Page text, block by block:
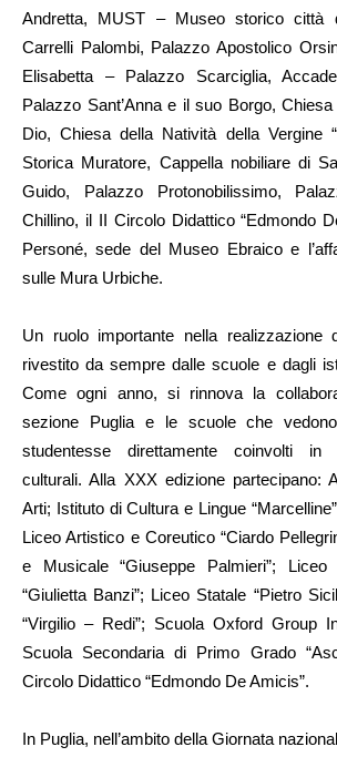
Andretta, MUST – Museo storico città
Carrelli Palombi, Palazzo Apostolico
Elisabetta – Palazzo Scarciglia,
Palazzo Sant’Anna e il suo Borgo,
Dio, Chiesa della Natività della Vergine
Storica Muratore, Cappella nobiliare di
Guido, Palazzo Protonobilissimo,
Chillino, il II Circolo Didattico “Edmondo
Personé, sede del Museo Ebraico e
sulle Mura Urbiche.
Un ruolo importante nella realizzazione
rivestito da sempre dalle scuole e dagli
Come ogni anno, si rinnova la
sezione Puglia e le scuole che
studentesse direttamente coinvolti in
culturali. Alla XXX edizione partecipano:
Arti; Istituto di Cultura e Lingue
Liceo Artistico e Coreutico “Ciardo
e Musicale “Giuseppe Palmieri”; Liceo
“Giulietta Banzi”; Liceo Statale “Pietro
“Virgilio – Redi”; Scuola Oxford Group
Scuola Secondaria di Primo Grado
Circolo Didattico “Edmondo De Amicis”.
In Puglia, nell’ambito della Giornata